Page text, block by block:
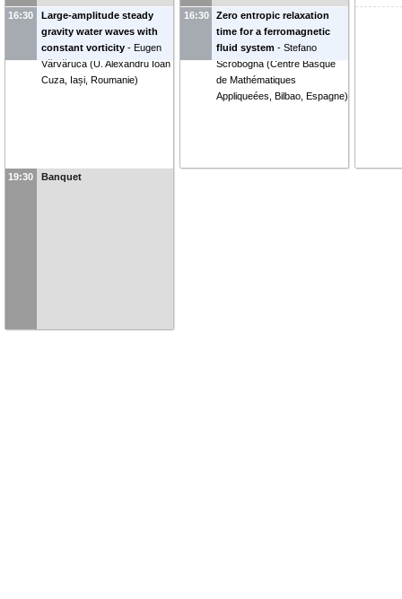
Raphaël Danchin (U. Paris-
Est , Créteil, France
of some geophysical flows
- Delia Ionescu-Kruse (IMAR,
Bucarest, Roumanie)
16:30
Large-amplitude steady
gravity water waves with
constant vorticity - Eugen
Vărvăruca (U. Alexandru Ioan
Cuza, Iași, Roumanie)
19:30 Banquet
(IMAR, Bucarest, Roumanie
16:30
Zero entropic relaxation
time for a ferromagnetic
fluid system - Stefano
Scrobogna (Centre Basque
de Mathématiques
Appliqueées, Bilbao, Espagne)